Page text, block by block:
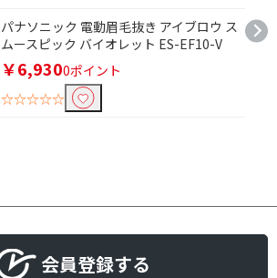
パナソニック 電動眉毛抜き アイブロウ ス
ムースピック バイオレット ES-EF10-V
￥6,9300ポイント
☆☆☆☆☆
会員登録する